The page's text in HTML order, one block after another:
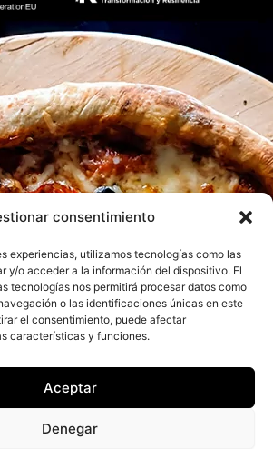
consentimiento
experiencias, utilizamos tecnologías como las
y/o acceder a la información del dispositivo. El
tecnologías nos permitirá procesar datos como
o las identificaciones únicas en este
el consentimiento, puede afectar
características y funciones.
Aceptar
Denegar